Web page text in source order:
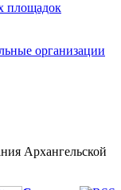
площадок
организации
Архангельской